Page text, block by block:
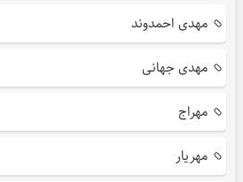
مهدی احمدوند
مهدی جهانی
مهراج
مهریار